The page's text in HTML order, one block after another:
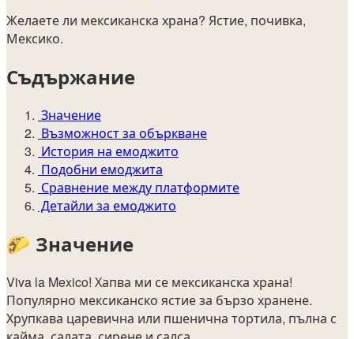
Желаете ли мексиканска храна? Ястие, почивка,
Мексико.
Съдържание
Значение
Възможност за объркване
История на емоджито
Подобни емоджита
Сравнение между платформите
Детайли за емоджито
🌮 Значение
Viva la Mexico! Хапва ми се мексиканска храна!
Популярно мексиканско ястие за бързо хранене.
Хрупкава царевична или пшенична тортила, пълна с